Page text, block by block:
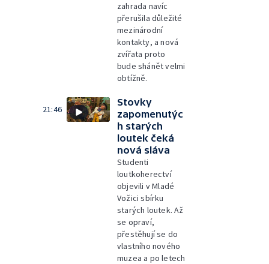
zahrada navíc
přerušila důležité
mezinárodní
kontakty, a nová
zvířata proto
bude shánět velmi
obtížně.
21:46
Stovky
zapomenutýc
h starých
loutek čeká
nová sláva
Studenti
loutkoherectví
objevili v Mladé
Vožici sbírku
starých loutek. Až
se opraví,
přestěhují se do
vlastního nového
muzea a po letech